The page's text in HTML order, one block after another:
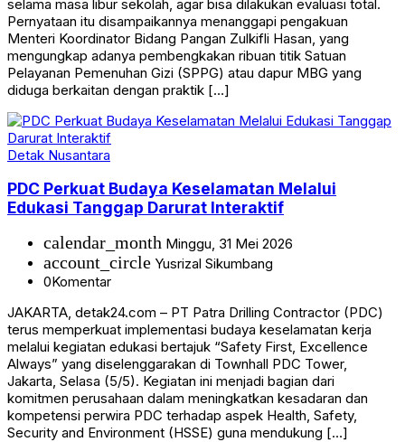
selama masa libur sekolah, agar bisa dilakukan evaluasi total.
Pernyataan itu disampaikannya menanggapi pengakuan
Menteri Koordinator Bidang Pangan Zulkifli Hasan, yang
mengungkap adanya pembengkakan ribuan titik Satuan
Pelayanan Pemenuhan Gizi (SPPG) atau dapur MBG yang
diduga berkaitan dengan praktik […]
Detak Nusantara
PDC Perkuat Budaya Keselamatan Melalui
Edukasi Tanggap Darurat Interaktif
calendar_month Minggu, 31 Mei 2026
account_circle Yusrizal Sikumbang
0Komentar
JAKARTA, detak24.com – PT Patra Drilling Contractor (PDC)
terus memperkuat implementasi budaya keselamatan kerja
melalui kegiatan edukasi bertajuk “Safety First, Excellence
Always” yang diselenggarakan di Townhall PDC Tower,
Jakarta, Selasa (5/5). Kegiatan ini menjadi bagian dari
komitmen perusahaan dalam meningkatkan kesadaran dan
kompetensi perwira PDC terhadap aspek Health, Safety,
Security and Environment (HSSE) guna mendukung […]